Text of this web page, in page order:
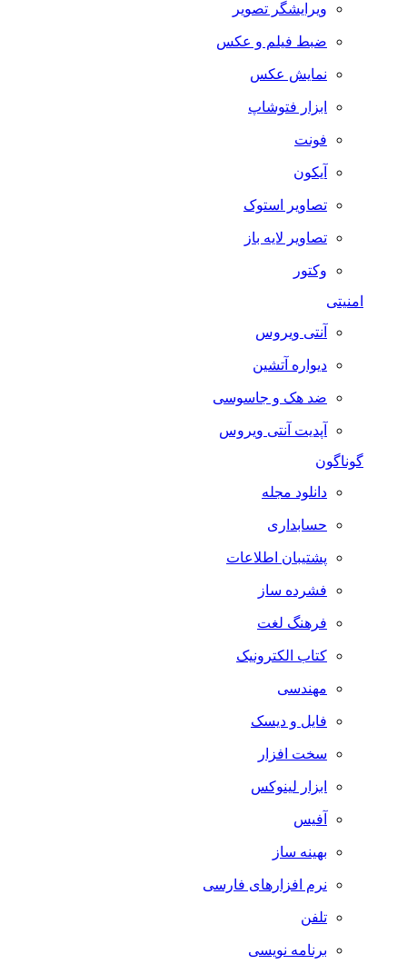
ویرایشگر تصویر
ضبط فيلم و عكس
نمایش عکس
ابزار فتوشاپ
فونت
آیکون
تصاویر استوک
تصاویر لایه باز
وکتور
امنیتی
آنتی ویروس
دیواره آتشین
ضد هک و جاسوسی
آپدیت آنتی ویروس
گوناگون
دانلود مجله
حسابداری
پشتیبان اطلاعات
فشرده ساز
فرهنگ لغت
کتاب الکترونیک
مهندسی
فایل و دیسک
سخت افزار
ابزار لینوکس
آفیس
بهینه ساز
نرم افزارهای فارسی
تلفن
برنامه نویسی